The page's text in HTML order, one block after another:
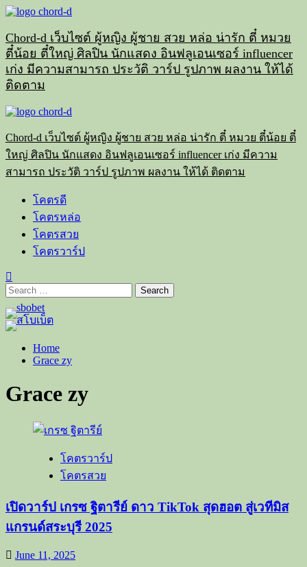
Skip
content
Chord-d เว็บไซต์ ผู้หญิง ผู้ชาย สวย หล่อ น่ารัก ตี๋ หมวย
ตี๋น้อย ตี๋ใหญ่ ศิลปิน นักแสดง อินฟลูเอนเซอร์ influencer
เก่ง มีความสามารถ ประวัติ วาร์ป รูปภาพ ผลงาน ให้ได้
ติดตาม
Primary
Chord-d เว็บไซต์ ผู้หญิง ผู้ชาย สวย หล่อ น่ารัก ตี๋ หมวย ตี๋น้อย ตี๋
ใหญ่ ศิลปิน นักแสดง อินฟลูเอนเซอร์ influencer เก่ง มีความ
สามารถ ประวัติ วาร์ป รูปภาพ ผลงาน ให้ได้ ติดตาม
โคตรดี
โคตรหล่อ
โคตรสวย
โคตรวาร์ป
Search
for:
Home
Grace zy
Grace zy
โคตรวาร์ป
โคตรสวย
เปิดวาร์ป เกรซ ฐิตารีย์ ดาว TikTok สุดฮอต สู่เวทีมิส
แกรนด์สระบุรี 2025
June 11, 2025